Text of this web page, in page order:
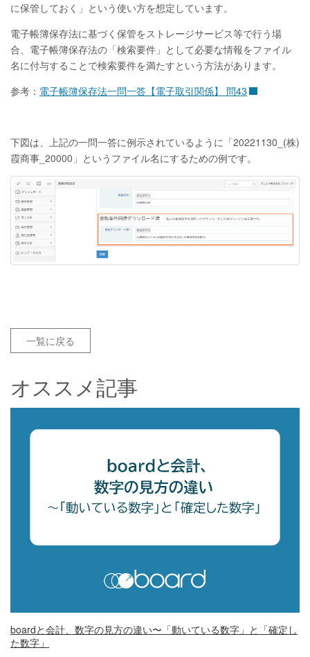
に保管しておく」という使い方を想定しています。
電子帳簿保存法に基づく保管をストレージサービス等で行う場
合、電子帳簿保存法の「検索要件」として必要な情報をファイル
名に付与することで検索要件を満たすという方法があります。
参考： 電子帳簿保存法一問一答【電子取引関係】 問43
下図は、上記の一問一答に例示されているように「20221130_(株)
霞商事_20000」というファイル名にするための例です。
一覧に戻る
オススメ記事
boardと会計、数字の見方の違い〜「動いている数字」と「確定し
た数字」